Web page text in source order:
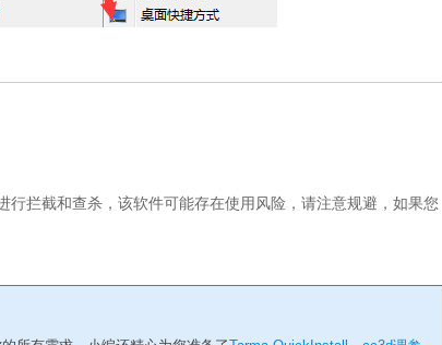
拦截和查杀，该软件可能存在使用风险，请注意规避，如果您